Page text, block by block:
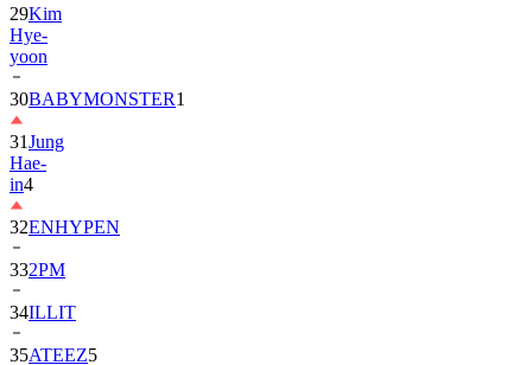
yoon
30BABYMONSTER
31Jung
Hae-
in4
32ENHYPEN
332PM
34ILLIT
35ATEEZ
36ZEROBASEONE